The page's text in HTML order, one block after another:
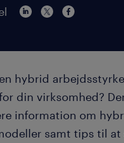
hybrid
din virksomhed?
information om
samt tips til at